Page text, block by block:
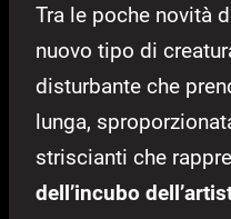
Tra le poche novità
nuovo tipo di
disturbante che
lunga,
striscianti che
dell’incubo